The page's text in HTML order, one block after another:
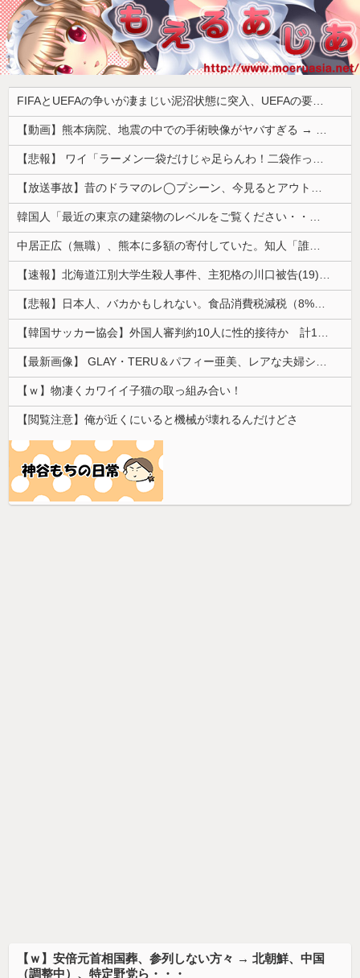
FIFAとUEFAの争いが凄まじい泥沼状態に突入、UEFAの要求を呑んだFIFAだったがUEFA側は強硬姿勢を崩さず……
【動画】熊本病院、地震の中での手術映像がヤバすぎる → 医療機器が飛び交う激震の中で患者を全身で庇う医師らの咄嗟の行動に世界中から絶賛の嵐
【悲報】 ワイ「ラーメン一袋だけじゃ足らんわ！二袋作ったろ！」→結果ｗｗｗ
【放送事故】昔のドラマのレ◯プシーン、今見るとアウトすぎる・・・
韓国人「最近の東京の建築物のレベルをご覧ください・・・」
中居正広（無職）、熊本に多額の寄付していた。知人「誰にも知られなくてもいい、と公表してない」
【速報】北海道江別大学生殺人事件、主犯格の川口被告(19)に無期懲役の判決
【悲報】日本人、バカかもしれない。食品消費税減税（8%→1%）に93.2%の国民が賛成してしまう
【韓国サッカー協会】外国人審判約10人に性的接待か 計1496回、約2億ウォン（約2200万円）
【最新画像】 GLAY・TERU＆パフィー亜美、レアな夫婦ショットを公開してしまう！
【ｗ】物凄くカワイイ子猫の取っ組み合い！
【閲覧注意】俺が近くにいると機械が壊れるんだけどさ
【ｗ】安倍元首相国葬、参列しない方々 → 北朝鮮、中国
（調整中）、特定野党ら・・・